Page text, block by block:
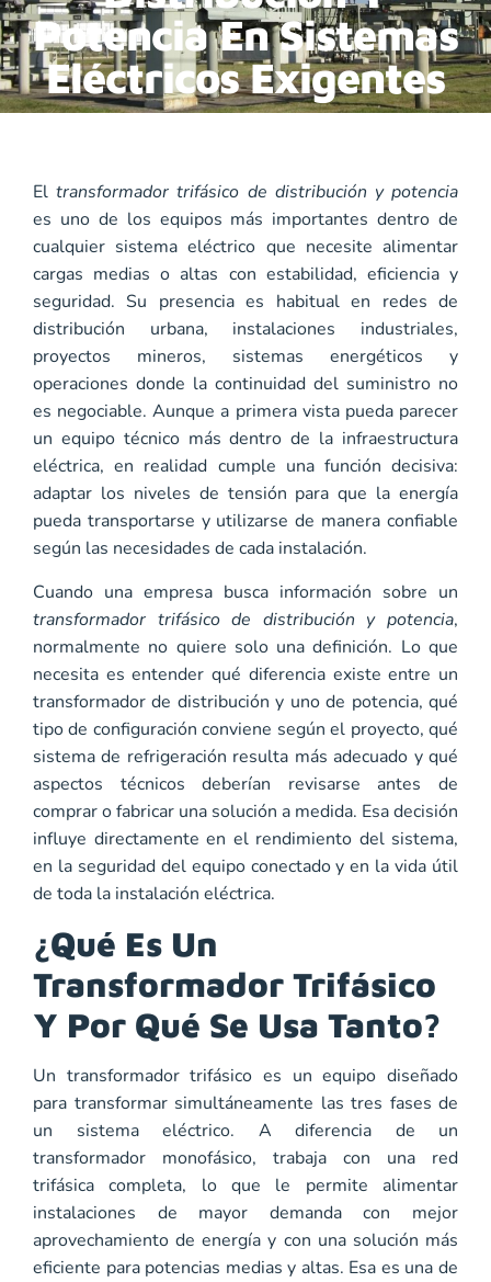
Potencia En Sistemas
Eléctricos Exigentes
Eltransformador trifásico de distribución y potencia
es uno de los equipos más importantes dentro de
cualquier sistema eléctrico que necesite alimentar
cargas medias o altas con estabilidad, eficiencia y
seguridad. Su presencia es habitual en redes de
distribución urbana, instalaciones industriales,
proyectos mineros, sistemas energéticos y
operaciones donde la continuidad del suministro no
es negociable. Aunque a primera vista pueda parecer
un equipo técnico más dentro de la infraestructura
eléctrica, en realidad cumple una función decisiva:
adaptar los niveles de tensión para que la energía
pueda transportarse y utilizarse de manera confiable
según las necesidades de cada instalación.
Cuando una empresa busca información sobre un
transformador trifásico de distribución y potencia,
normalmente no quiere solo una definición. Lo que
necesita es entender qué diferencia existe entre un
transformador de distribución y uno de potencia, qué
tipo de configuración conviene según el proyecto, qué
sistema de refrigeración resulta más adecuado y qué
aspectos técnicos deberían revisarse antes de
comprar o fabricar una solución a medida. Esa decisión
influye directamente en el rendimiento del sistema,
en la seguridad del equipo conectado y en la vida útil
de toda la instalación eléctrica.
¿Qué Es Un
Transformador Trifásico
Y Por Qué Se Usa Tanto?
Un transformador trifásico es un equipo diseñado
para transformar simultáneamente las tres fases de
un sistema eléctrico. A diferencia de un
transformador monofásico, trabaja con una red
trifásica completa, lo que le permite alimentar
instalaciones de mayor demanda con mejor
aprovechamiento de energía y con una solución más
eficiente para potencias medias y altas. Esa es una de